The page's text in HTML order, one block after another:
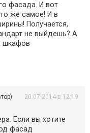
фасада. И вот
же самое! И в
Получается,
не выйдешь? А
шкафов
20.07.2014 в 12:19
Если вы хотите
фасад